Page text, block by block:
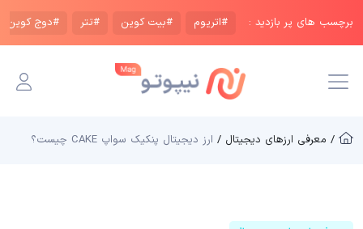
برچسب های پر بازدید : #اتریوم #بیت کوین #تتر #دوج کوین
/ معرفی ارزهای دیجیتال / ارز دیجیتال پنکیک سواپ CAKE چیست؟